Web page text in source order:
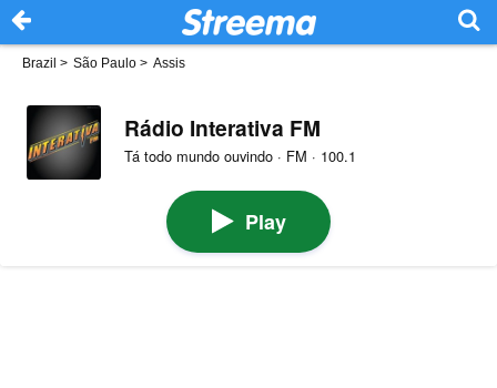
Brazil > São Paulo > Assis
Rádio Interativa FM
Tá todo mundo ouvindo · FM · 100.1
Play